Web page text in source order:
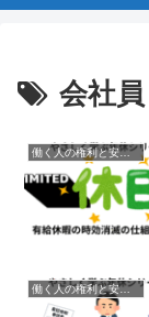
会社員
働く人の権利と安心ガイド
働く人の権利と安心ガイド